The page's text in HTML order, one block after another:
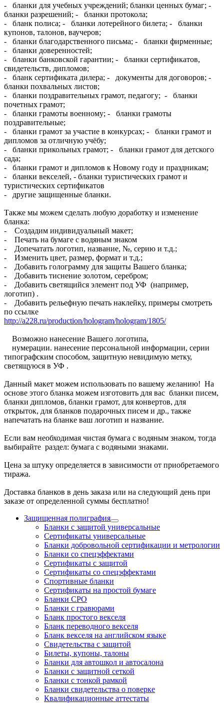
- бланки для учебных учреждений; бланки ценных бумаг; -
бланки разрешений; - бланки протокола;
- бланк полиса; - бланки лотерейного билета; - бланки
купонов, талонов, ваучеров;
- бланки благодарственного письма; - бланки фирменные;
- бланки доверенностей;
- бланки банковской гарантии; - бланки сертификатов,
свидетельств, дипломов;
- бланк сертификата дилера; - документы для договоров; -
бланки похвальных листов;
- бланки поздравительных грамот, педагогу; - бланки
почетных грамот;
- бланки грамоты военному; - бланки грамоты
поздравительные;
- бланки грамот за участие в конкурсах; - бланки грамот и
дипломов за отличную учёбу;
- бланки прикольных грамот; - бланки грамот для детского
сада;
- бланки грамот и дипломов к Новому году и праздникам;
- бланки векселей, - бланки туристических грамот и
туристических сертификатов
- другие защищенные бланки.
Также мы можем сделать любую доработку и изменение
бланка:
- Создадим индивидуальный макет;
- Печать на бумаге с водяным знаком
- Допечатать логотип, название, №, серию и т.д.;
- Изменить цвет, размер, формат и т.д.;
- Добавить голограмму для защиты Вашего бланка;
- Добавить тиснение золотом, серебром;
- Добавить светящийся элемент под УФ (например,
логотип) .
- Добавить рельефную печать наклейку, примеры смотреть
по ссылке
http://a228.ru/production/hologram/hologram/1805/
Возможно нанесение Вашего логотипа,
нумерации. нанесение персональной информации, серии
типографским способом, защитную невидимую метку,
светящуюся в УФ .
Данный макет можем использовать по вашему желанию! На
основе этого бланка можем изготовить для вас бланки писем,
бланки дипломов, бланки грамот, для конвертов, для
открыток, для бланков подарочных писем и др., также
напечатать на бланке ваш логотип и название.
Если вам необходимая чистая бумага с водяным знаком, тогда
выбирайте раздел: бумага с водяными знаками.
Цена за штуку определяется в зависимости от приобретаемого
тиража.
Доставка бланков в день заказа или на следующий день при
заказе от определенной суммы бесплатно!
Защищенная полиграфия
Бланки с защитой универсальные
Сертификаты универсальные
Бланки добровольной сертификации и метрологии
Бланки со спецэффектами
Сертификаты с защитой
Сертификаты со спецэффектами
Спортивные бланки
Cертификаты на простой бумаге
Бланки СРО
Бланки с гравюрами
Бланк простого векселя
Бланк переводного векселя
Бланк векселя на английском языке
Свидетельства с защитой
Билеты, купоны, талоны
Бланки для автошкол и автосалона
Бланки с защитной сеткой
Бланки с тонкой рамкой
Бланки свидетельства о поверке
Квалификационные аттестаты